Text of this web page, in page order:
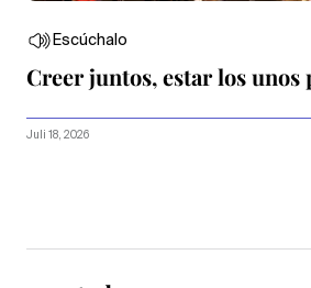
Escúchalo
Creer juntos, estar los unos
Juli 18, 2026